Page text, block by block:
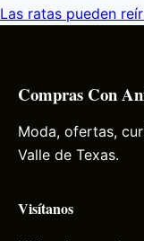
Las ratas pueden
Compras Con
Moda, ofertas,
Valle de Texas.
Visítanos